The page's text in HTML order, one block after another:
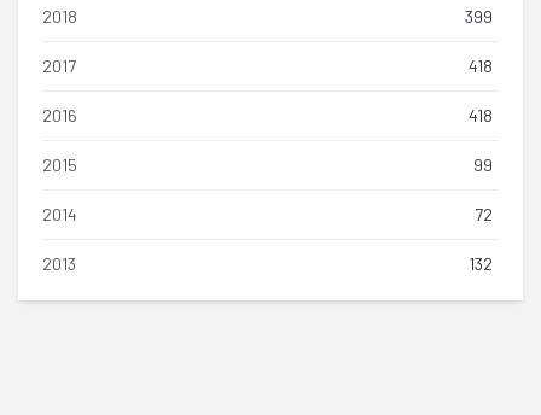
2018 399
2017 418
2016 418
2015 99
2014 72
2013 132